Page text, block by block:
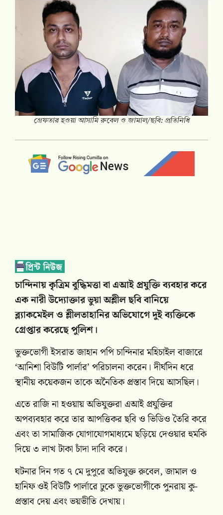
গ্রেফতার হওয়া আসামি রুবেল ও জামাল/ছবি: প্রতিনিধি
চান্দিনায় কৃত্রিম বুদ্ধিমত্তা বা এআই প্রযুক্তি ব্যবহার করে
এক নারী উদ্যোক্তার ভুয়া অশ্লীল ছবি বানিয়ে
ব্ল্যাকমেইল ও শ্লীলতাহানির অভিযোগে দুই ব্যক্তিকে
গ্রেপ্তার করেছে পুলিশ।
ভুক্তভোগী ইসরাত জাহান পপি চান্দিনার মহিচাইল বাজারে
‘আনিশা বিউটি পার্লার’ পরিচালনা করেন। দীর্ঘদিন ধরে
স্থানীয় কয়েকজন তাকে অনৈতিক প্রস্তাব দিয়ে আসছিল।
এতে রাজি না হওয়ায় অভিযুক্তরা এআই প্রযুক্তির
অপব্যবহার করে তার আপত্তিকর ছবি ও ভিডিও তৈরি করে
এবং তা সামাজিক যোগাযোগমাধ্যমে ছড়িয়ে দেওয়ার হুমকি
দিয়ে ৩ লাখ টাকা চাঁদা দাবি করে।
ঘটনার দিন গত ৭ মে দুপুরে অভিযুক্ত রুবেল, জামাল ও
হানিফ ওই বিউটি পার্লারে ঢুকে ভুক্তভোগীকে পুনরায় কু-
প্রস্তাব দেয় এবং ভয়ভীতি দেখায়।